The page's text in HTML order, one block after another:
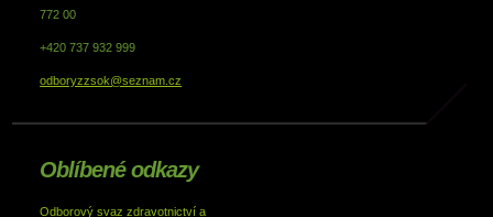
772 00
+420 737 932 999
odboryzzsok@seznam.cz
Oblíbené odkazy
Odborový svaz zdravotnictví a